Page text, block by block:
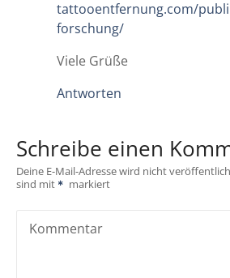
tattooentfernung.com/
forschung/
Viele Grüße
Antworten
Schreibe einen
Deine E-Mail-Adresse wird nicht
sind mit
markiert
Kommentar